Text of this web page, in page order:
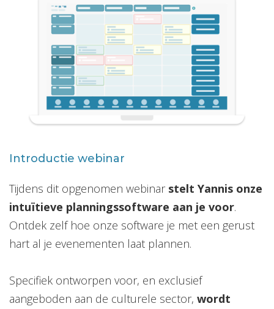
Introductie webinar
Tijdens dit opgenomen webinar stelt Yannis onze
intuïtieve planningssoftware aan je voor.
Ontdek zelf hoe onze software je met een gerust
hart al je evenementen laat plannen.
Specifiek ontworpen voor, en exclusief
aangeboden aan de culturele sector, wordt